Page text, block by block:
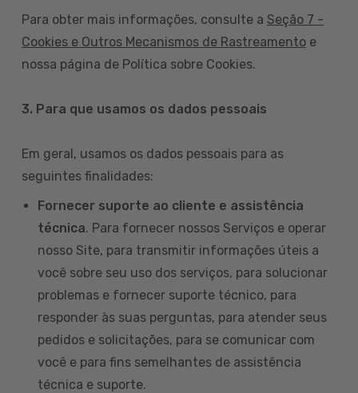
Para obter mais informações, consulte a Seção 7 -
Cookies e Outros Mecanismos de Rastreamento e
nossa página de Política sobre Cookies.
3. Para que usamos os dados pessoais
Em geral, usamos os dados pessoais para as
seguintes finalidades:
Fornecer suporte ao cliente e assistência
técnica. Para fornecer nossos Serviços e operar
nosso Site, para transmitir informações úteis a
você sobre seu uso dos serviços, para solucionar
problemas e fornecer suporte técnico, para
responder às suas perguntas, para atender seus
pedidos e solicitações, para se comunicar com
você e para fins semelhantes de assistência
técnica e suporte.